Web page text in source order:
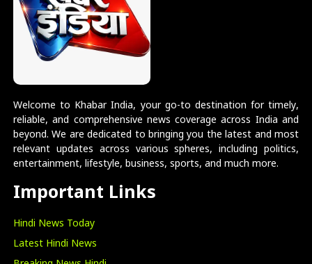
Welcome to Khabar India, your go-to destination for timely,
reliable, and comprehensive news coverage across India and
beyond. We are dedicated to bringing you the latest and most
relevant updates across various spheres, including politics,
entertainment, lifestyle, business, sports, and much more.
Important Links
Hindi News Today
Latest Hindi News